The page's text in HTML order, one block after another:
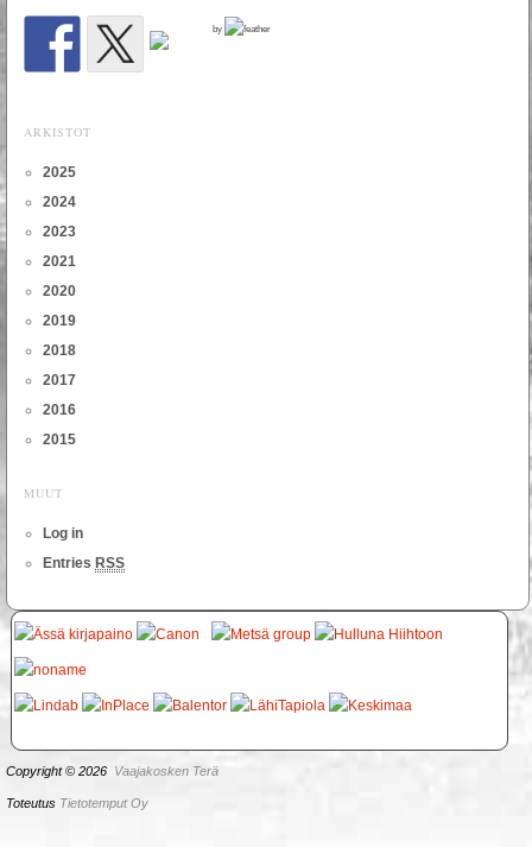
by
ARKISTOT
2025
2024
2023
2021
2020
2019
2018
2017
2016
2015
MUUT
Log in
Entries RSS
Copyright © 2026 Vaajakosken Terä
Toteutus Tietotemput Oy